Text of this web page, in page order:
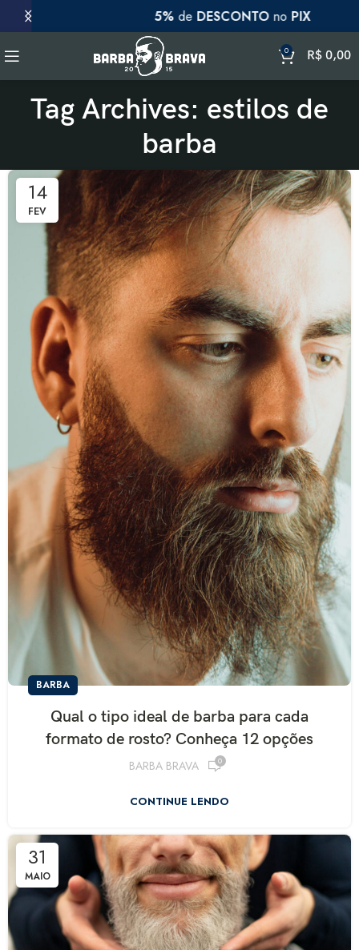
0 R$0,00
Tag Archives: estilos de
barba
14
FEV
BARBA
Qual o tipo ideal de barba para cada
formato de rosto? Conheça 12 opções
BARBA BRAVA 0
CONTINUE LENDO
31
MAIO
5%deDESCONTOnoPIX
R$ 314,60R$267,41
R$169,80R$152,82
R$ 130,32
R$
R$314,60R$267,41